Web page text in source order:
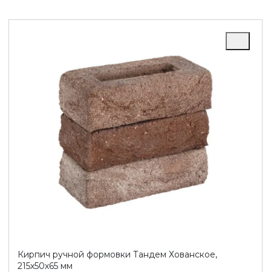
Кирпич ручной формовки Тандем Хованское,
215х50х65 мм